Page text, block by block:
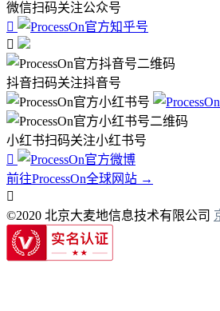
微信扫码关注公众号


抖音扫码关注抖音号
小红书扫码关注小红书号

前往ProcessOn全球网站 →

©2020 北京大麦地信息技术有限公司